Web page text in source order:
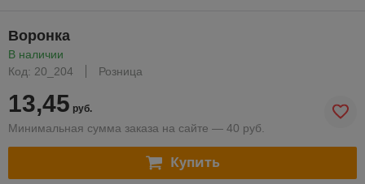
Воронка
В наличии
Код: 20_204
Розница
13,45 руб.
Минимальная сумма заказа на сайте — 40 руб.
Купить